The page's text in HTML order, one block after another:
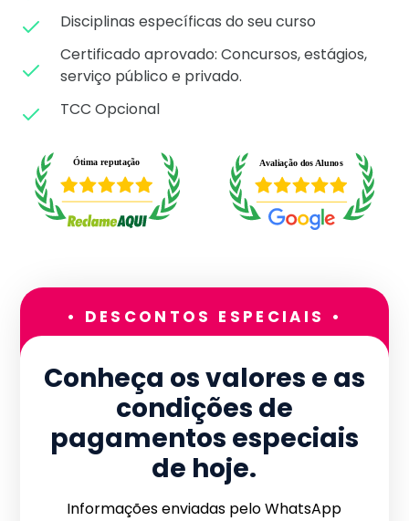
Disciplinas específicas do seu curso
Certificado aprovado: Concursos, estágios,
serviço público e privado.
TCC Opcional
• DESCONTOS ESPECIAIS •
Conheça os valores e as
condições de
pagamentos especiais
de hoje.
Informações enviadas pelo WhatsApp